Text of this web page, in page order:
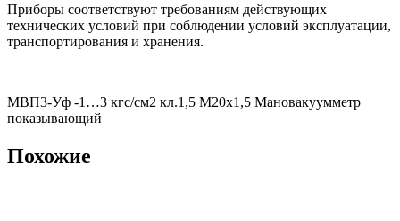
Приборы соответствуют требованиям действующих
технических условий при соблюдении условий эксплуатации,
транспортирования и хранения.
МВП3-Уф -1…3 кгс/см2 кл.1,5 М20х1,5 Мановакуумметр
показывающий
Похожие